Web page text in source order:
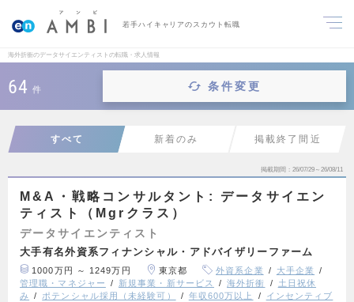
若手ハイキャリアのスカウト転職
海外折衝のデータサイエンティストの転職・求人情報
64 件 条件変更
すべて 新着のみ 掲載終了間近
掲載期間 26/07/29～26/08/11
M&A・戦略コンサルタント: データサイエン
ティスト（Mgrクラス）
データサイエンティスト
大手有名外資系フィナンシャル・アドバイザリーファーム
1000万円 ～ 1249万円 東京都 外資系企業
大手企業
管理職・マネジャー
新規事業・新サービス 海外折衝
土日祝休
み
ポテンシャル採用（未経験可） 年収600万以上
インセンティブ